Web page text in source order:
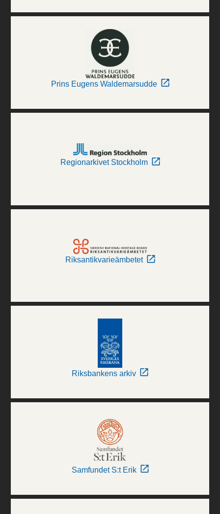
Prins Eugens Waldemarsudde
Regionarkivet Stockholm
Riksantikvarieämbetet
Riksbankens arkiv
Samfundet S:t Erik